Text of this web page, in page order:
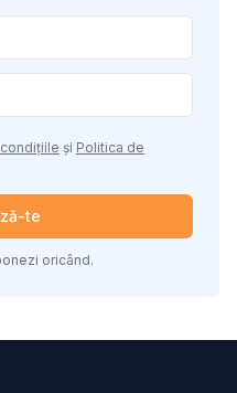
și Politica de
te
oricând.